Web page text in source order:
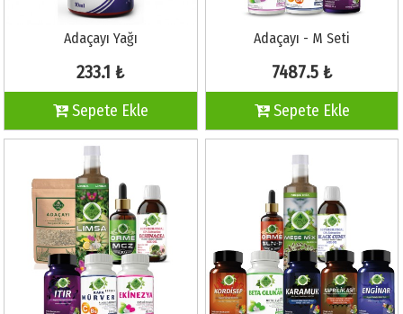
Adaçayı Yağı
233.1 ₺
Sepete Ekle
Adaçayı - M Seti
7487.5 ₺
Sepete Ekle